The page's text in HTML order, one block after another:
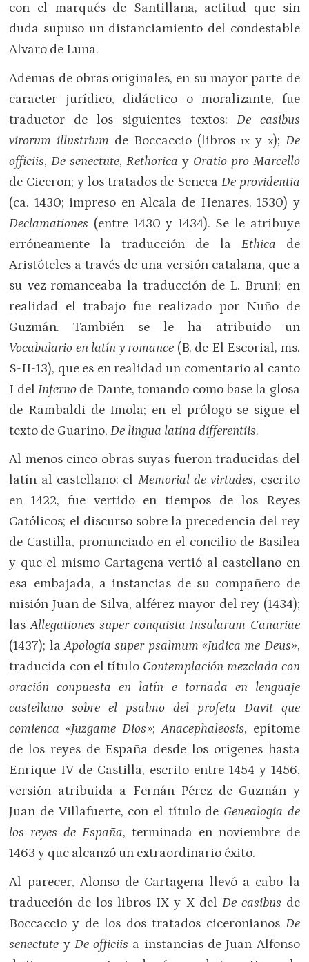
con el marqués de Santillana, actitud que sin
duda supuso un distanciamiento del condestable
Alvaro de Luna.
Ademas de obras originales, en su mayor parte de
caracter jurídico, didáctico o moralizante, fue
traductor de los siguientes textos: De casibus
virorum illustrium de Boccaccio (libros ixy x); De
officiis,De senectute,Rethorica y Oratio pro Marcello
de Ciceron; y los tratados de Seneca De providentia
(ca. 1430; impreso en Alcala de Henares, 1530) y
Declamationes (entre 1430 y 1434). Se le atribuye
erróneamente la traducción de la Ethica de
Aristóteles a través de una versión catalana, que a
su vez romanceaba la traducción de L. Bruni; en
realidad el trabajo fue realizado por Nuño de
Guzmán. También se le ha atribuido un
Vocabulario en latín y romance (B. de El Escorial, ms.
S-II-13), que es en realidad un comentario al canto
I delInferno de Dante, tomando como base la glosa
de Rambaldi de Imola; en el prólogo se sigue el
texto de Guarino,De lingua latina differentiis.
Al menos cinco obras suyas fueron traducidas del
latín al castellano: el Memorial de virtudes, escrito
en 1422, fue vertido en tiempos de los Reyes
Católicos; el discurso sobre la precedencia del rey
de Castilla, pronunciado en el concilio de Basilea
y que el mismo Cartagena vertió al castellano en
esa embajada, a instancias de su compañero de
misión Juan de Silva, alférez mayor del rey (1434);
lasAllegationes super conquista Insularum Canariae
(1437); laApologia super psalmum «Judica me Deus»,
traducida con el título Contemplación mezclada con
oración conpuesta en latín e tornada en lenguaje
castellano sobre el psalmo del profeta Davit que
comienca«Juzgame Dios»;Anacephaleosis, epítome
de los reyes de España desde los origenes hasta
Enrique IV de Castilla, escrito entre 1454 y 1456,
versión atribuida a Fernán Pérez de Guzmán y
Juan de Villafuerte, con el título de Genealogia de
los reyes de España, terminada en noviembre de
1463 y que alcanzó un extraordinario éxito.
Al parecer, Alonso de Cartagena llevó a cabo la
traducción de los libros IX y X del De casibus de
Boccaccio y de los dos tratados ciceronianos De
senectute y De officiis a instancias de Juan Alfonso